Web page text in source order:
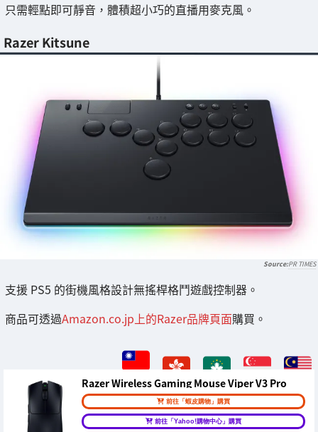
只需輕點即可靜音，體積超小巧的直播用麥克風。
Razer Kitsune
PR TIMES
支援 PS5 的街機風格設計無搖桿格鬥遊戲控制器。
商品可透過Amazon.co.jp上的Razer品牌頁面購買。
Razer Wireless Gaming Mouse Viper V3 Pro
前往「蝦皮購物」購買
前往「Yahoo!購物中心」購買